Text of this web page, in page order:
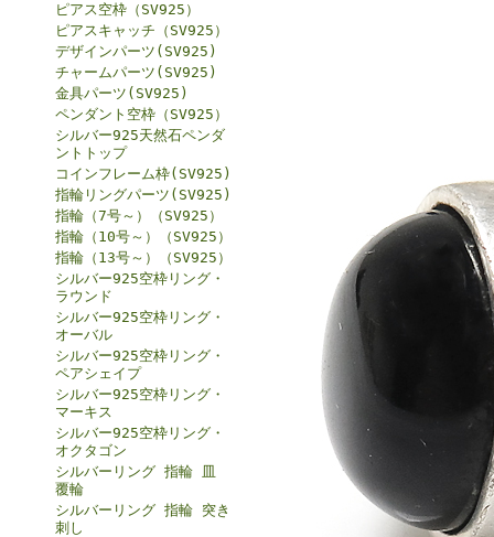
ピアス空枠（SV925）
ピアスキャッチ（SV925）
デザインパーツ(SV925)
チャームパーツ(SV925)
金具パーツ(SV925)
ペンダント空枠（SV925）
シルバー925天然石ペンダ
ントトップ
コインフレーム枠(SV925)
指輪リングパーツ(SV925)
指輪（7号～）（SV925）
指輪（10号～）（SV925）
指輪（13号～）（SV925）
シルバー925空枠リング・
ラウンド
シルバー925空枠リング・
オーバル
シルバー925空枠リング・
ペアシェイプ
シルバー925空枠リング・
マーキス
シルバー925空枠リング・
オクタゴン
シルバーリング 指輪 皿
覆輪
シルバーリング 指輪 突き
刺し